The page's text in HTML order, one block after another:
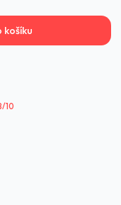
košíku
10